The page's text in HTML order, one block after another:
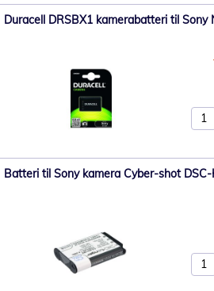
Duracell DRSBX1 kamerabatteri til Sony
Batteri til Sony kamera Cyber-shot